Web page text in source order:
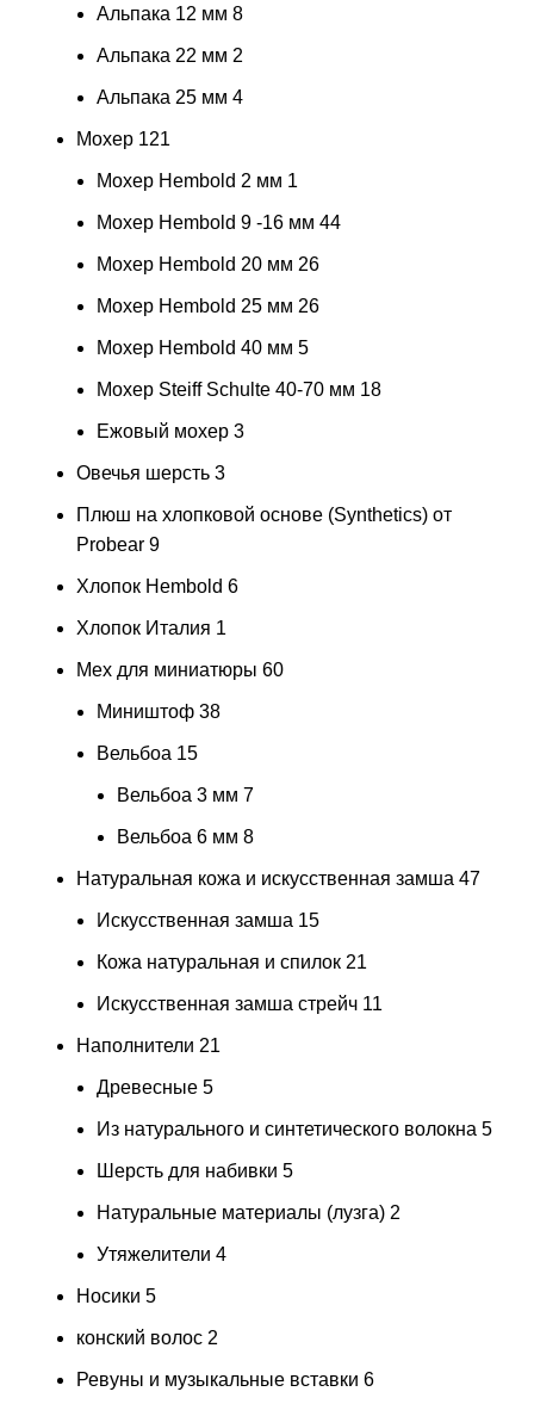
Альпака 12 мм 8
Альпака 22 мм 2
Альпака 25 мм 4
Мохер 121
Мохер Hembold 2 мм 1
Мохер Hembold 9 -16 мм 44
Мохер Hembold 20 мм 26
Мохер Hembold 25 мм 26
Мохер Hembold 40 мм 5
Мохер Steiff Schulte 40-70 мм 18
Ежовый мохер 3
Овечья шерсть 3
Плюш на хлопковой основе (Synthetics) от
Probear 9
Хлопок Hembold 6
Хлопок Италия 1
Мех для миниатюры 60
Миништоф 38
Вельбоа 15
Вельбоа 3 мм 7
Вельбоа 6 мм 8
Натуральная кожа и искусственная замша 47
Искусственная замша 15
Кожа натуральная и спилок 21
Искусственная замша стрейч 11
Наполнители 21
Древесные 5
Из натурального и синтетического волокна 5
Шерсть для набивки 5
Натуральные материалы (лузга) 2
Утяжелители 4
Носики 5
конский волос 2
Ревуны и музыкальные вставки 6